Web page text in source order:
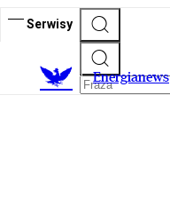
Serwisy
Energianews